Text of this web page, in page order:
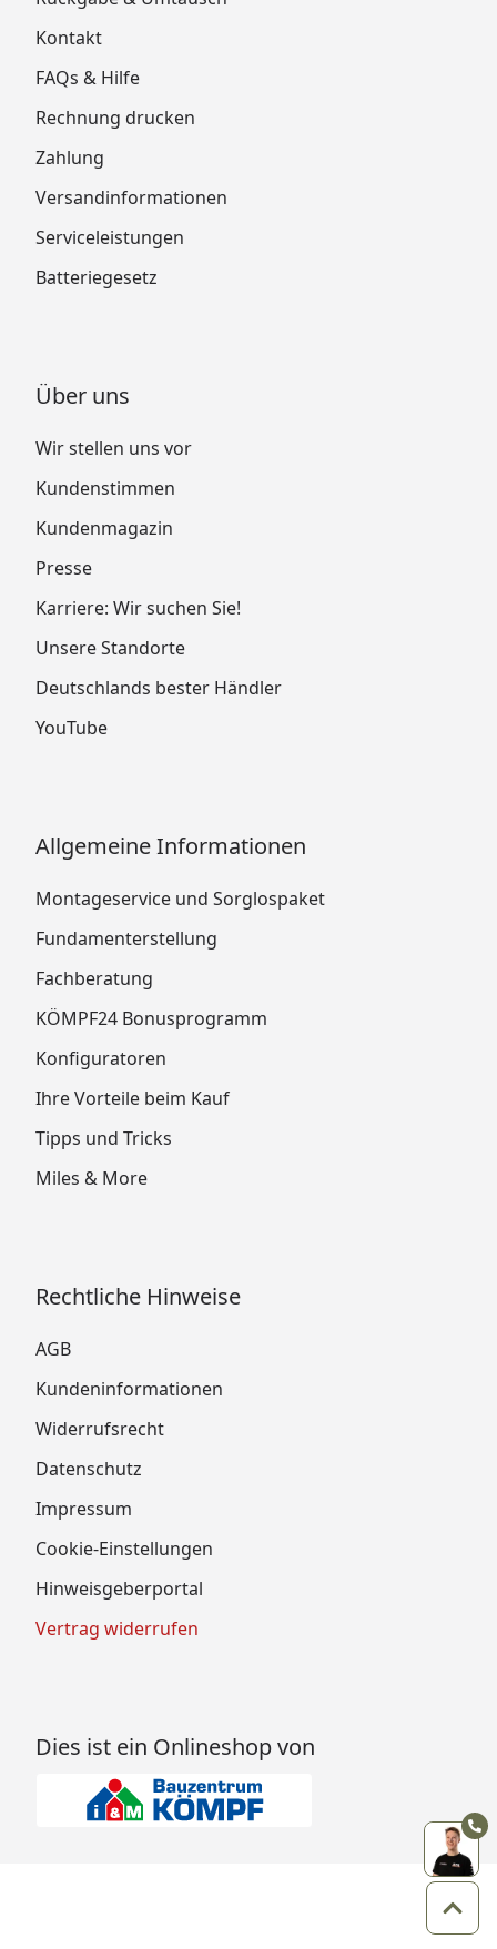
Kontakt
FAQs & Hilfe
Rechnung drucken
Zahlung
Versandinformationen
Serviceleistungen
Batteriegesetz
Über uns
Wir stellen uns vor
Kundenstimmen
Kundenmagazin
Presse
Karriere: Wir suchen Sie!
Unsere Standorte
Deutschlands bester Händler
YouTube
Allgemeine Informationen
Montageservice und Sorglospaket
Fundamenterstellung
Fachberatung
KÖMPF24 Bonusprogramm
Konfiguratoren
Ihre Vorteile beim Kauf
Tipps und Tricks
Miles & More
Rechtliche Hinweise
AGB
Kundeninformationen
Widerrufsrecht
Datenschutz
Impressum
Cookie-Einstellungen
Hinweisgeberportal
Vertrag widerrufen
Dies ist ein Onlineshop von